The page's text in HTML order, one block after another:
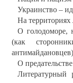
Украинство –
На
О голодоморе,
(как
антимайдановцев)
О
Литературный